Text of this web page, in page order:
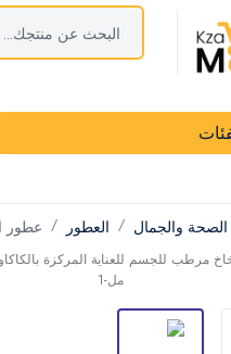
الصحة والجمال العطور عطور